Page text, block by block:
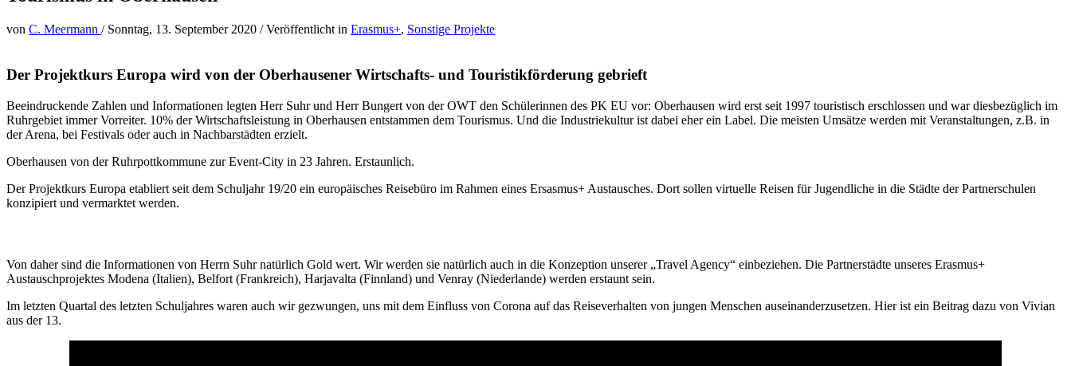
von C. Meermann / Sonntag, 13. September 2020 /Veröffentlicht in Erasmus+, Sonstige Projekte
Der Projektkurs Europa wird von der Oberhausener Wirtschafts- und Touristikförderung gebrieft
Beeindruckende Zahlen und Informationen legten Herr Suhr und Herr Bungert von der OWT den Schülerinnen des PK EU vor: Oberhausen wird erst seit 1997 touristisch erschlossen und war diesbezüglich im
Ruhrgebiet immer Vorreiter. 10% der Wirtschaftsleistung in Oberhausen entstammen dem Tourismus. Und die Industriekultur ist dabei eher ein Label. Die meisten Umsätze werden mit Veranstaltungen, z.B. in
der Arena, bei Festivals oder auch in Nachbarstädten erzielt.
Oberhausen von der Ruhrpottkommune zur Event-City in 23 Jahren. Erstaunlich.
Der Projektkurs Europa etabliert seit dem Schuljahr 19/20 ein europäisches Reisebüro im Rahmen eines Ersasmus+ Austausches. Dort sollen virtuelle Reisen für Jugendliche in die Städte der Partnerschulen
konzipiert und vermarktet werden.
Von daher sind die Informationen von Herrn Suhr natürlich Gold wert. Wir werden sie natürlich auch in die Konzeption unserer „Travel Agency“ einbeziehen. Die Partnerstädte unseres Erasmus+
Austauschprojektes Modena (Italien), Belfort (Frankreich), Harjavalta (Finnland) und Venray (Niederlande) werden erstaunt sein.
Im letzten Quartal des letzten Schuljahres waren auch wir gezwungen, uns mit dem Einfluss von Corona auf das Reiseverhalten von jungen Menschen auseinanderzusetzen. Hier ist ein Beitrag dazu von Vivian
aus der 13.